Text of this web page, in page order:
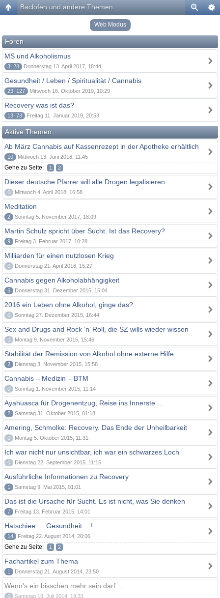
Baclofen und andere Themen
Web Modus
Foren
MS und Alkoholismus
3, 28 Donnerstag 13. April 2017, 18:44
Gesundheit / Leben / Spiritualität / Cannabis
23, 127 Mittwoch 16. Oktober 2019, 10:29
Recovery was ist das?
13, 73 Freitag 11. Januar 2019, 20:53
Aktive Themen
Ab März Cannabis auf Kassenrezept in der Apotheke erhältlich
10 Mittwoch 13. Juni 2018, 11:45
Gehe zu Seite: 1 2
Dieser deutsche Pfarrer will alle Drogen legalisieren
0 Mittwoch 4. April 2018, 16:58
Meditation
2 Sonntag 5. November 2017, 18:09
Martin Schulz spricht über Sucht. Ist das Recovery?
9 Freitag 3. Februar 2017, 10:28
Milliarden für einen nutzlosen Krieg
0 Donnerstag 21. April 2016, 15:27
Cannabis gegen Alkoholabhängigkeit
6 Donnerstag 31. Dezember 2015, 15:04
2016 ein Leben ohne Alkohol, ginge das?
0 Sonntag 27. Dezember 2015, 16:44
Sex and Drugs and Rock ’n’ Roll, die SZ wills wieder wissen
0 Montag 9. November 2015, 15:46
Stabilität der Remission von Alkohol ohne externe Hilfe
2 Dienstag 3. November 2015, 15:58
Cannabis – Medizin – BTM
0 Sonntag 1. November 2015, 11:14
Ayahuasca für Drogenentzug, Reise ins Innerste ...
2 Samstag 31. Oktober 2015, 01:18
Amering, Schmolke: Recovery. Das Ende der Unheilbarkeit
0 Montag 5. Oktober 2015, 11:31
Ich war nicht nur unsichtbar, ich war ein schwarzes Loch
0 Dienstag 22. September 2015, 11:15
Ausführliche Informationen zu Recovery
1 Samstag 9. Mai 2015, 01:01
Das ist die Ursache für Sucht. Es ist nicht, was Sie denken
7 Freitag 13. Februar 2015, 14:01
Hatschiee … Gesundheit …!
14 Freitag 22. August 2014, 20:06
Gehe zu Seite: 1 2
Fachartikel zum Thema
1 Donnerstag 21. August 2014, 23:50
Wenn's ein bisschen mehr sein darf ...
0 Samstag 19. Juli 2014, 19:33